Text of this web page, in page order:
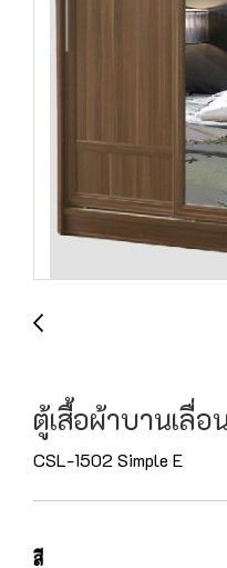
ตู้เสื้อผ้าบานเลื่
CSL-1502 Simple E
สี